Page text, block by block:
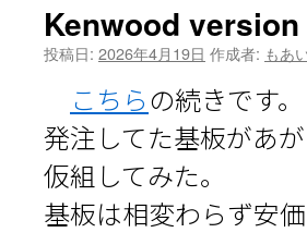
Kenwood version
投稿日: 2026年4月19日 作成者: もあ
こちらの続きです。
発注してた基板があ
仮組してみた。
基板は相変わらず安